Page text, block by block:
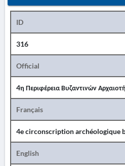
ID
316
Official
4η Περιφέρεια Βυζαντινών
Français
4e circonscription archéologique
English